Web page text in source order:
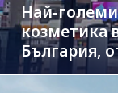
Най-
козметика
България,
млрд. евро